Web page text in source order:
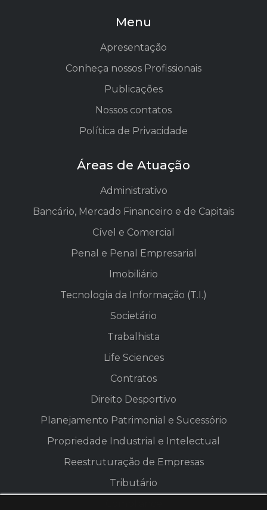
Menu
Apresentação
Conheça nossos Profissionais
Publicações
Nossos contatos
Política de Privacidade
Áreas de Atuação
Administrativo
Bancário, Mercado Financeiro e de Capitais
Cível e Comercial
Penal e Penal Empresarial
Imobiliário
Tecnologia da Informação (T.I.)
Societário
Trabalhista
Life Sciences
Contratos
Direito Desportivo
Planejamento Patrimonial e Sucessório
Propriedade Industrial e Intelectual
Reestruturação de Empresas
Tributário